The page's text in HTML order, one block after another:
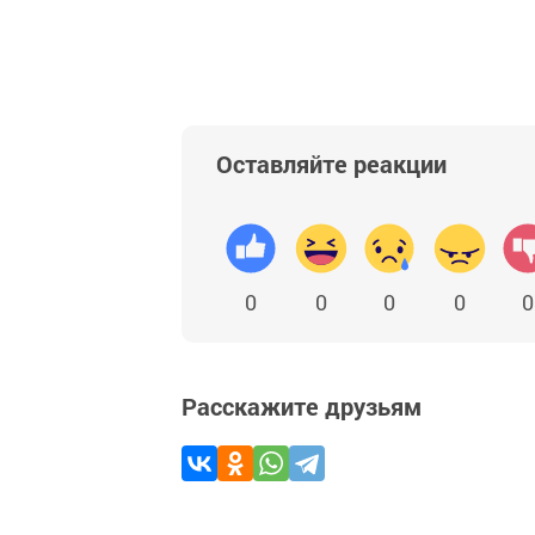
Оставляйте реакции
0 0 0 0 0
Расскажите друзьям